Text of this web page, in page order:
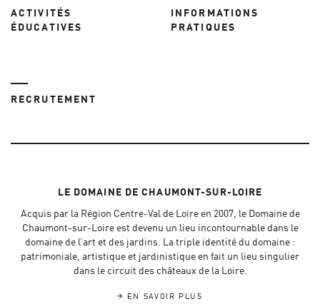
ACTIVITÉS
ÉDUCATIVES
INFORMATIONS
PRATIQUES
RECRUTEMENT
LE DOMAINE DE CHAUMONT-SUR-LOIRE
Acquis par la Région Centre-Val de Loire en 2007, le Domaine de
Chaumont-sur-Loire est devenu un lieu incontournable dans le
domaine de l’art et des jardins. La triple identité du domaine :
patrimoniale, artistique et jardinistique en fait un lieu singulier
dans le circuit des châteaux de la Loire.
EN SAVOIR PLUS